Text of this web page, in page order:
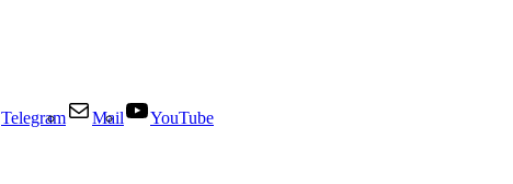
Telegram Mail YouTube